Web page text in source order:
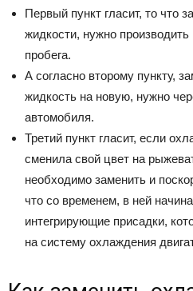
Первый пункт гласит, то что
жидкости, нужно
пробега.
А согласно второму пункту,
жидкость на новую, нужно
автомобиля.
Третий пункт гласит, если
сменила свой цвет на
необходимо заменить и
что со временем, в ней
интегрирующие присадки,
на систему охлаждения